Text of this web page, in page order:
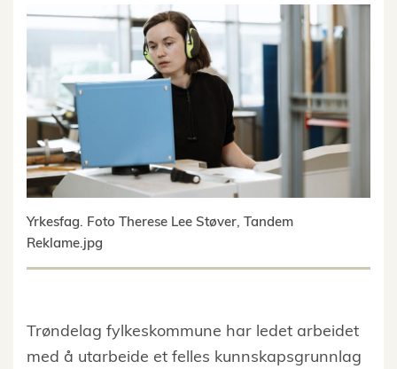
Yrkesfag. Foto Therese Lee Støver, Tandem
Reklame.jpg
Trøndelag fylkeskommune har ledet arbeidet
med å utarbeide et felles kunnskapsgrunnlag